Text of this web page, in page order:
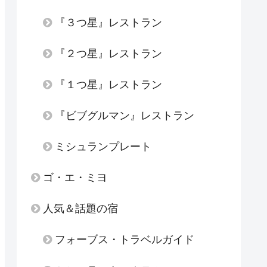
『３つ星』レストラン
『２つ星』レストラン
『１つ星』レストラン
『ビブグルマン』レストラン
ミシュランプレート
ゴ・エ・ミヨ
人気＆話題の宿
フォーブス・トラベルガイド